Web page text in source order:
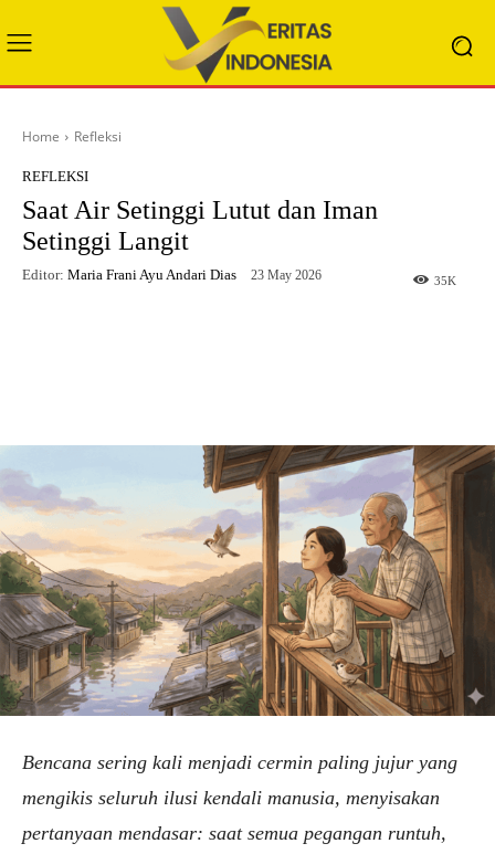
Home Refleksi
REFLEKSI
Saat Air Setinggi Lutut dan Iman
Setinggi Langit
35K
Editor: Maria Frani Ayu Andari Dias 23 May 2026
Bencana sering kali menjadi cermin paling jujur yang
mengikis seluruh ilusi kendali manusia, menyisakan
pertanyaan mendasar: saat semua pegangan runtuh,